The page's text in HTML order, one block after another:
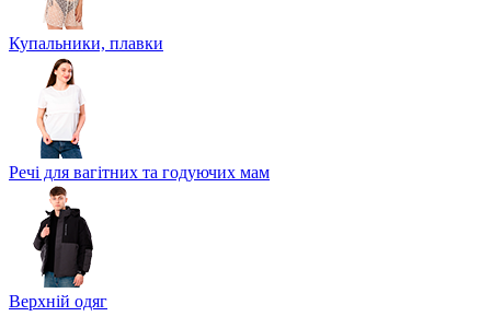
Купальники, плавки
Речі для вагітних та годуючих мам
Верхній одяг